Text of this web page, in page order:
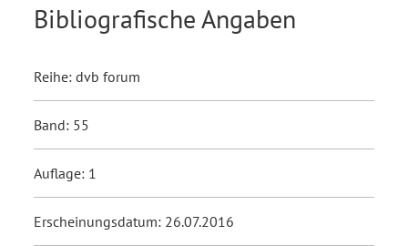
Bibliografische Angaben
Reihe: dvb forum
Band: 55
Auflage: 1
Erscheinungsdatum: 26.07.2016